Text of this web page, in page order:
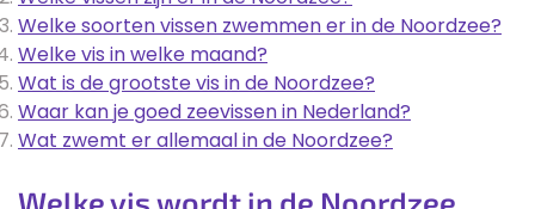
Welke soorten vissen zwemmen er in de Noordzee?
Welke vis in welke maand?
Wat is de grootste vis in de Noordzee?
Waar kan je goed zeevissen in Nederland?
Wat zwemt er allemaal in de Noordzee?
Welke vis wordt in de Noordzee